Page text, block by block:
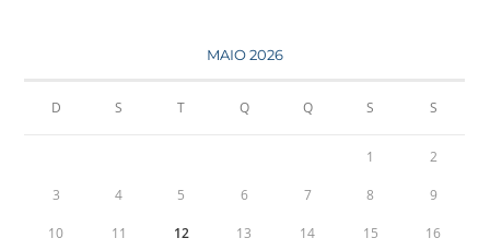
MAIO 2026
D S T Q Q S S
1 2
3 4 5 6 7 8 9
10 11 12 13 14 15 16